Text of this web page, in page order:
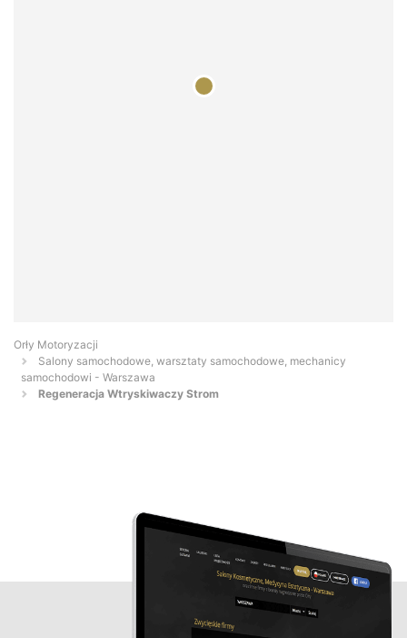
Orły Motoryzacji
Salony samochodowe, warsztaty samochodowe, mechanicy
samochodowi - Warszawa
Regeneracja Wtryskiwaczy Strom